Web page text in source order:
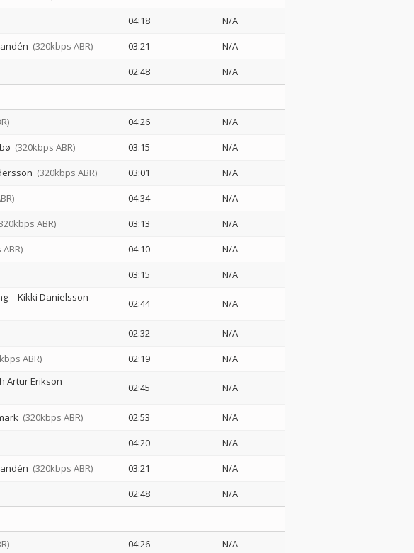
04:18
N/A
(320kbps ABR) 03:21
N/A
02:48 N/A
04:26
N/A
(320kbps ABR) 03:15
N/A
(320kbps ABR) 03:01
N/A
04:34
N/A
ABR) 03:13
N/A
04:10
N/A
03:15 N/A
--Kikki Danielsson
02:44 N/A
02:32
N/A
ABR) 02:19 N/A
Artur Erikson
02:45 N/A
(320kbps ABR) 02:53
N/A
04:20
N/A
(320kbps ABR) 03:21
N/A
02:48 N/A
04:26
N/A